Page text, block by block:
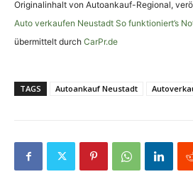
Originalinhalt von Autoankauf-Regional,
Auto verkaufen Neustadt So funktioniert’s
übermittelt durch CarPr.de
TAGS Autoankauf Neustadt